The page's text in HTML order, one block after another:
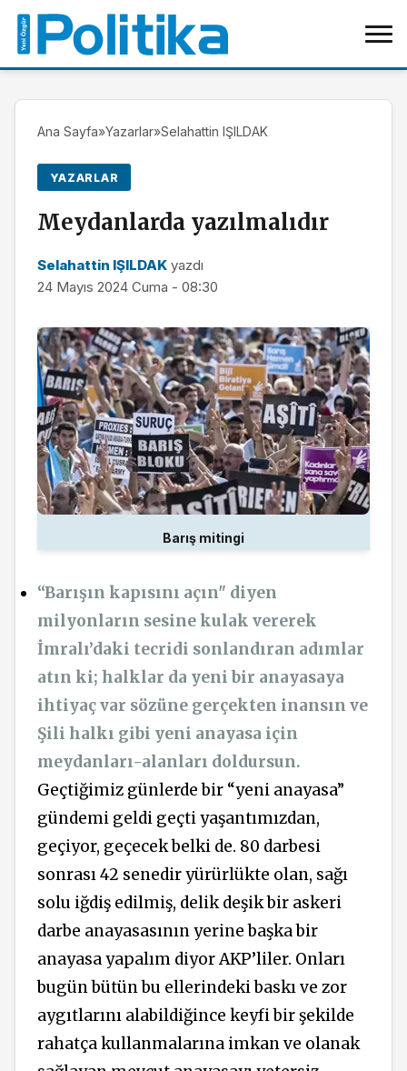
Ana Sayfa»Yazarlar»Selahattin IŞILDAK
YAZARLAR
Meydanlarda yazılmalıdır
Selahattin IŞILDAK yazdı
24 Mayıs 2024 Cuma - 08:30
Barış mitingi
“Barışın kapısını açın" diyen
milyonların sesine kulak vererek
İmralı’daki tecridi sonlandıran adımlar
atın ki; halklar da yeni bir anayasaya
ihtiyaç var sözüne gerçekten inansın ve
Şili halkı gibi yeni anayasa için
meydanları-alanları doldursun.
Geçtiğimiz günlerde bir “yeni anayasa”
gündemi geldi geçti yaşantımızdan,
geçiyor, geçecek belki de. 80 darbesi
sonrası 42 senedir yürürlükte olan, sağı
solu iğdiş edilmiş, delik deşik bir askeri
darbe anayasasının yerine başka bir
anayasa yapalım diyor AKP’liler. Onları
bugün bütün bu ellerindeki baskı ve zor
aygıtlarını alabildiğince keyfi bir şekilde
rahatça kullanmalarına imkan ve olanak